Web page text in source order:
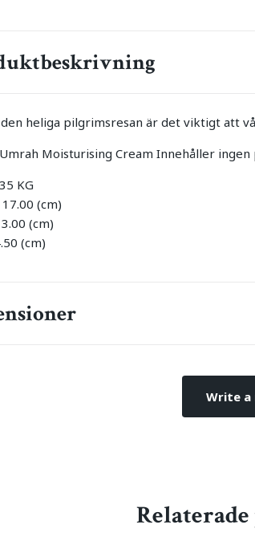
heliga pilgrimsresan är det viktigt att
Moisturising Cream Innehåller
KG
(cm)
(cm)
(cm)
Write a